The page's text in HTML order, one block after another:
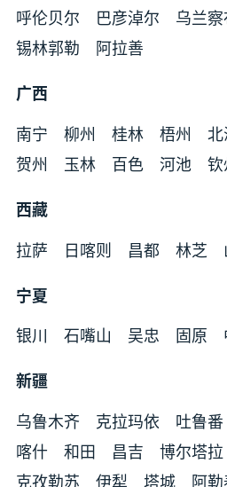
呼伦贝尔
巴彦淖尔 乌兰
锡林郭勒
阿拉善
广西
南宁
柳州 桂林 梧州
贺州
玉林 百色 河池 钦
西藏
拉萨
日喀则 昌都 林芝
宁夏
银川
石嘴山 吴忠 固原
新疆
乌鲁木齐
克拉玛依 吐鲁番
喀什
和田 昌吉 博尔塔拉
克孜勒苏
伊犁 塔城 阿